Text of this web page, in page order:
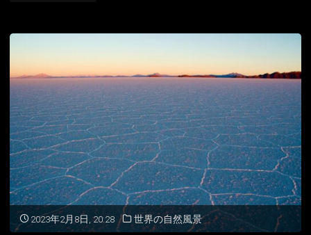
塩
湖
の
絶
景
2023年2月8日, 20:28 世界の自然風景